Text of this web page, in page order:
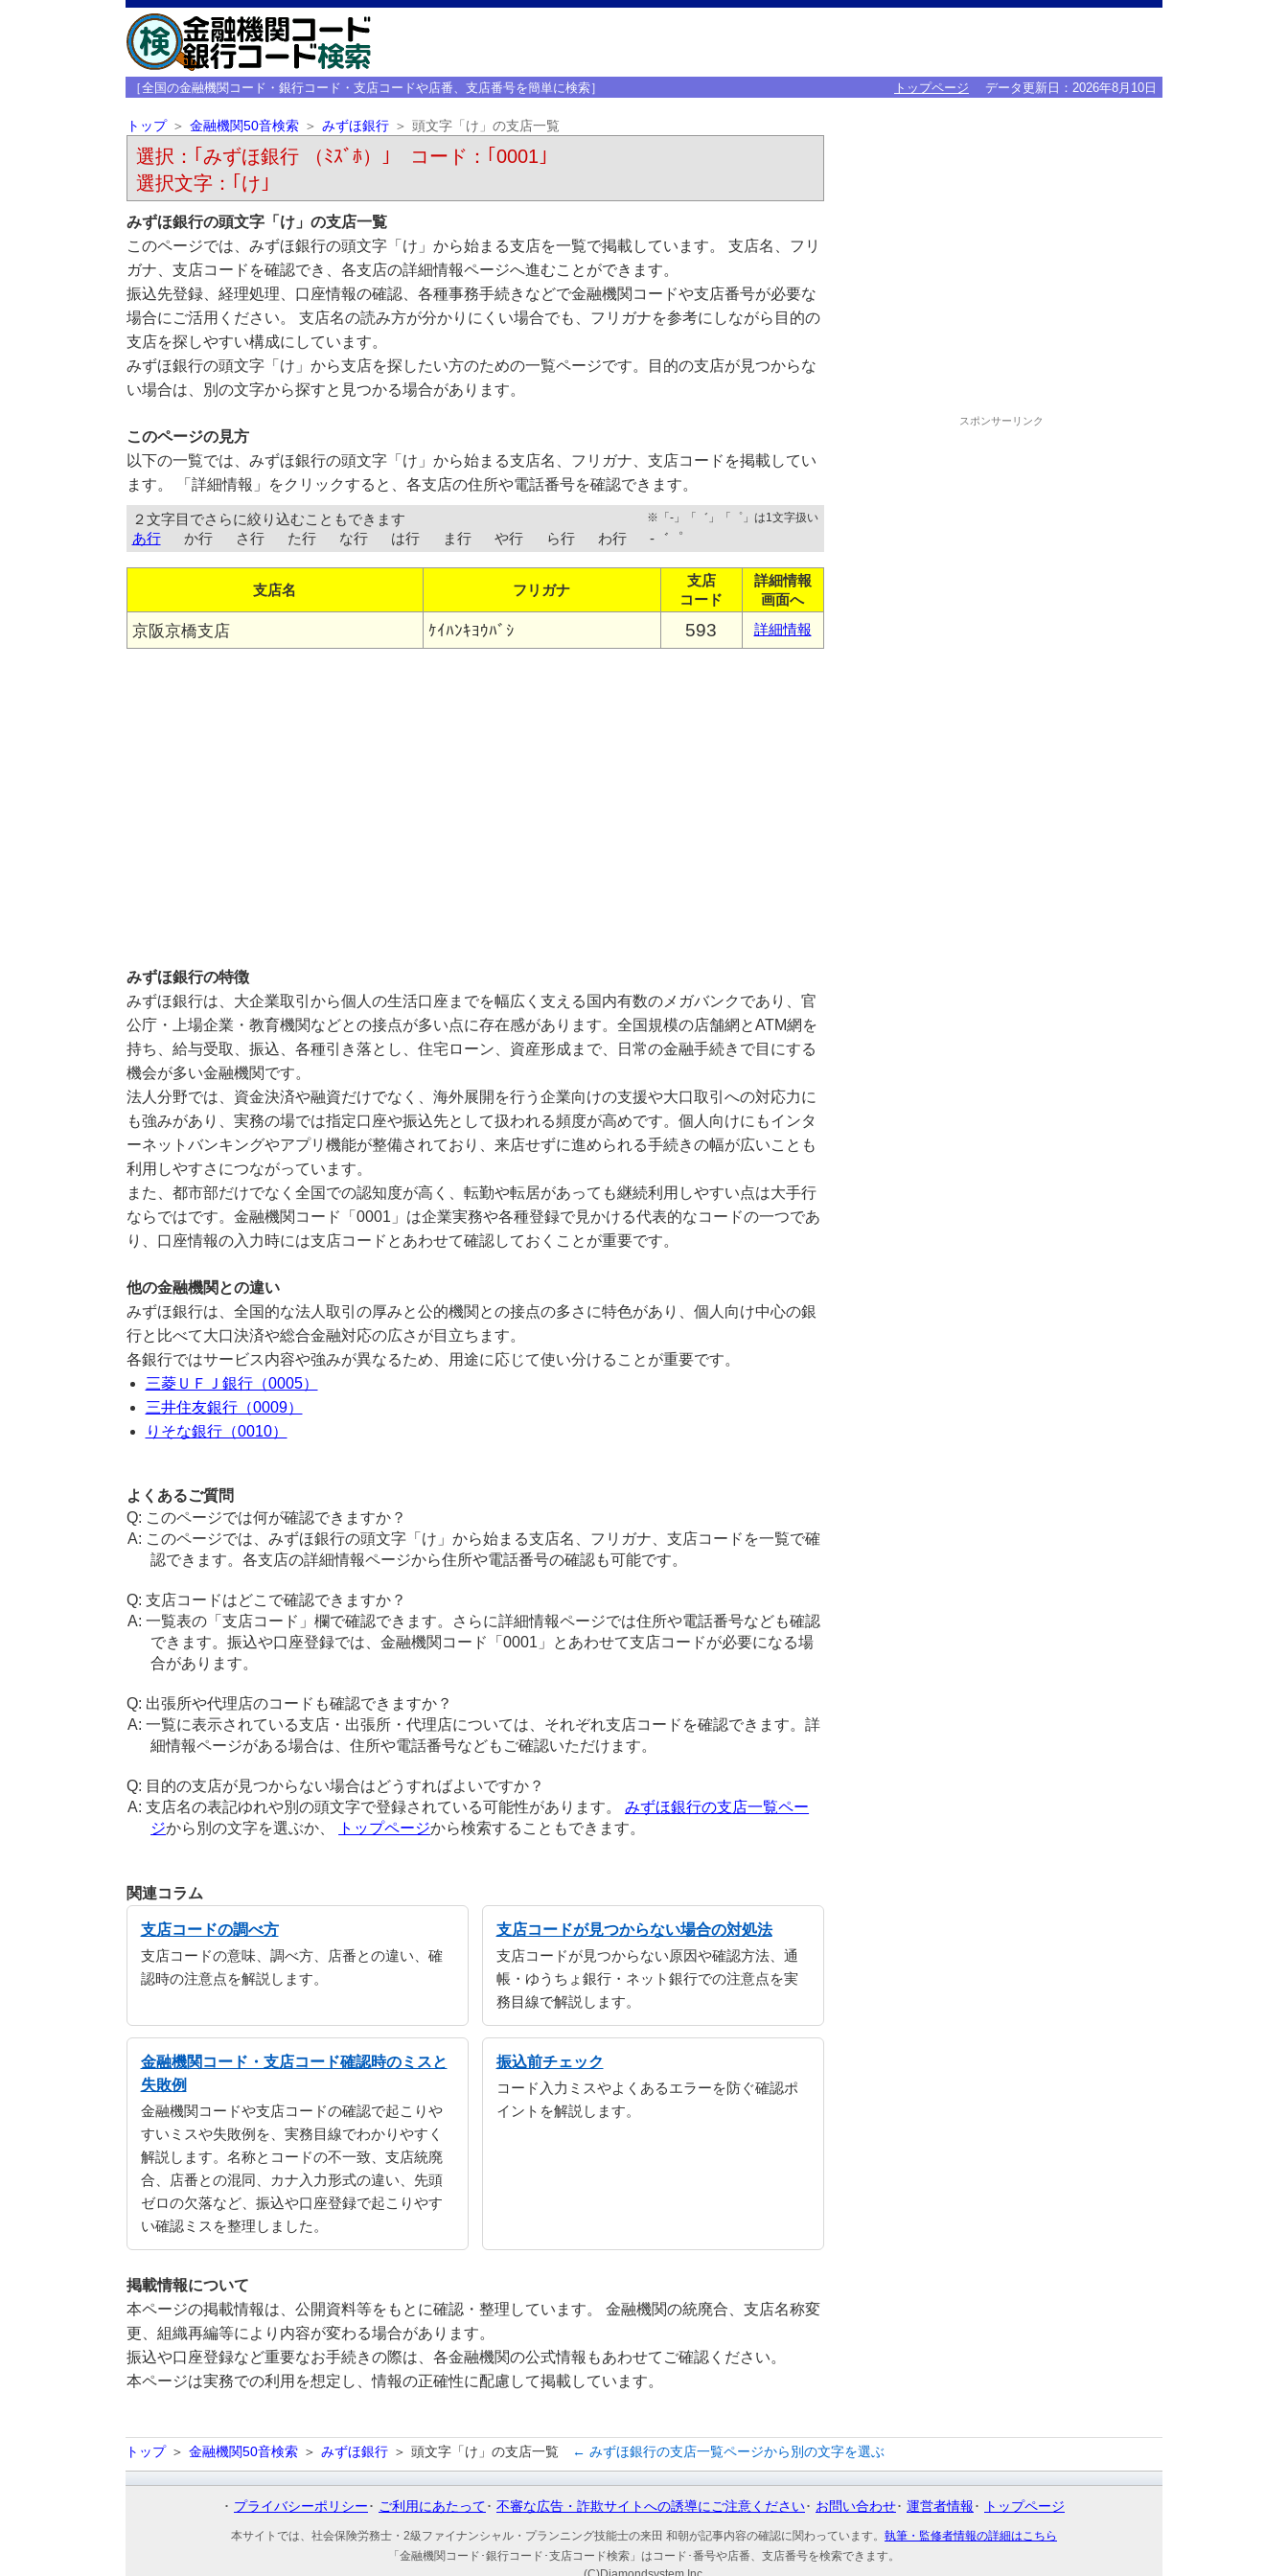
［全国の金融機関コード・銀行コード・支店コードや店番、支店番号を簡単に検索］ トップページ データ更新日： 2026年8月10日
トップ 金融機関50音検索 みずほ銀行 頭文字「け」の支店一覧
選択：｢みずほ銀行 （ﾐｽﾞﾎ）｣ コード：｢0001｣
選択文字：｢け｣
みずほ銀行の頭文字「け」の支店一覧
このページでは、みずほ銀行の頭文字「け」から始まる支店を一覧で掲載しています。 支店名、フリ
ガナ、支店コードを確認でき、各支店の詳細情報ページへ進むことができます。
振込先登録、経理処理、口座情報の確認、各種事務手続きなどで金融機関コードや支店番号が必要な
場合にご活用ください。 支店名の読み方が分かりにくい場合でも、フリガナを参考にしながら目的の
支店を探しやすい構成にしています。
みずほ銀行の頭文字「け」から支店を探したい方のための一覧ページです。目的の支店が見つからな
い場合は、別の文字から探すと見つかる場合があります。
このページの見方
以下の一覧では、みずほ銀行の頭文字「け」から始まる支店名、フリガナ、支店コードを掲載してい
ます。 「詳細情報」をクリックすると、各支店の住所や電話番号を確認できます。
２文字目でさらに絞り込むこともできます ※「-」「゛」「゜」は1文字扱い
あ行 か行 さ行 た行 な行 は行 ま行 や行 ら行 わ行 -゛゜
支店名 フリガナ
支店
コード
詳細情報
画面へ
京阪京橋支店 ｹｲﾊﾝｷﾖｳﾊﾞｼ 593 詳細情報
みずほ銀行の特徴
みずほ銀行は、大企業取引から個人の生活口座までを幅広く支える国内有数のメガバンクであり、官
公庁・上場企業・教育機関などとの接点が多い点に存在感があります。全国規模の店舗網とATM網を
持ち、給与受取、振込、各種引き落とし、住宅ローン、資産形成まで、日常の金融手続きで目にする
機会が多い金融機関です。
法人分野では、資金決済や融資だけでなく、海外展開を行う企業向けの支援や大口取引への対応力に
も強みがあり、実務の場では指定口座や振込先として扱われる頻度が高めです。個人向けにもインタ
ーネットバンキングやアプリ機能が整備されており、来店せずに進められる手続きの幅が広いことも
利用しやすさにつながっています。
また、都市部だけでなく全国での認知度が高く、転勤や転居があっても継続利用しやすい点は大手行
ならではです。金融機関コード「0001」は企業実務や各種登録で見かける代表的なコードの一つであ
り、口座情報の入力時には支店コードとあわせて確認しておくことが重要です。
他の金融機関との違い
みずほ銀行は、全国的な法人取引の厚みと公的機関との接点の多さに特色があり、個人向け中心の銀
行と比べて大口決済や総合金融対応の広さが目立ちます。
各銀行ではサービス内容や強みが異なるため、用途に応じて使い分けることが重要です。
三菱ＵＦＪ銀行（0005）
三井住友銀行（0009）
りそな銀行（0010）
よくあるご質問
このページでは何が確認できますか？
このページでは、みずほ銀行の頭文字「け」から始まる支店名、フリガナ、支店コードを一覧で確
認できます。各支店の詳細情報ページから住所や電話番号の確認も可能です。
支店コードはどこで確認できますか？
一覧表の「支店コード」欄で確認できます。さらに詳細情報ページでは住所や電話番号なども確認
できます。振込や口座登録では、金融機関コード「0001」とあわせて支店コードが必要になる場
合があります。
出張所や代理店のコードも確認できますか？
一覧に表示されている支店・出張所・代理店については、それぞれ支店コードを確認できます。詳
細情報ページがある場合は、住所や電話番号などもご確認いただけます。
目的の支店が見つからない場合はどうすればよいですか？
支店名の表記ゆれや別の頭文字で登録されている可能性があります。みずほ銀行の支店一覧ペー
ジから別の文字を選ぶか、 トップページから検索することもできます。
関連コラム
支店コードの調べ方
支店コードの意味、調べ方、店番との違い、確
認時の注意点を解説します。
支店コードが見つからない場合の対処法
支店コードが見つからない原因や確認方法、通
帳・ゆうちょ銀行・ネット銀行での注意点を実
務目線で解説します。
金融機関コード・支店コード確認時のミスと
失敗例
金融機関コードや支店コードの確認で起こりや
すいミスや失敗例を、実務目線でわかりやすく
解説します。名称とコードの不一致、支店統廃
合、店番との混同、カナ入力形式の違い、先頭
ゼロの欠落など、振込や口座登録で起こりやす
い確認ミスを整理しました。
振込前チェック
コード入力ミスやよくあるエラーを防ぐ確認ポ
イントを解説します。
掲載情報について
本ページの掲載情報は、公開資料等をもとに確認・整理しています。 金融機関の統廃合、支店名称変
更、組織再編等により内容が変わる場合があります。
振込や口座登録など重要なお手続きの際は、各金融機関の公式情報もあわせてご確認ください。
本ページは実務での利用を想定し、情報の正確性に配慮して掲載しています。
スポンサーリンク
トップ 金融機関50音検索 みずほ銀行 頭文字「け」の支店一覧 ← みずほ銀行の支店一覧ページから別の文字を選ぶ
プライバシーポリシー ご利用にあたって 不審な広告・詐欺サイトへの誘導にご注意ください お問い合わせ 運営者情報 トップページ
本サイトでは、社会保険労務士・2級ファイナンシャル・プランニング技能士の来田 和朝が記事内容の確認に関わっています。 執筆・監修者情報の詳細はこちら
「金融機関コード･銀行コード･支店コード検索」はコード･番号や店番、支店番号を検索できます。